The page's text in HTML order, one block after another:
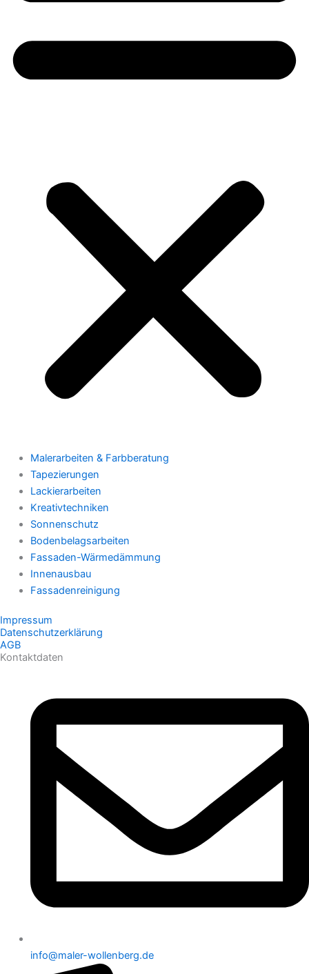
Malerarbeiten & Farbberatung
Tapezierungen
Lackierarbeiten
Kreativtechniken
Sonnenschutz
Bodenbelagsarbeiten
Fassaden-Wärmedämmung
Innenausbau
Fassadenreinigung
Impressum
Datenschutzerklärung
AGB
Kontaktdaten
info@maler-wollenberg.de